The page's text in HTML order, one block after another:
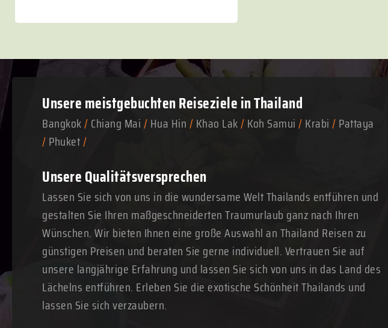
Unsere meistgebuchtenReiseziele in Thailand
Bangkok/Chiang Mai/Hua Hin/Khao Lak/Koh Samui/Krabi/Pattaya
/Phuket/
Unsere Qualitätsversprechen
Lassen Sie sich von uns in die wundersame Welt Thailands entführen und
gestalten Sie Ihren maßgeschneiderten Traumurlaub ganz nach Ihren
Wünschen. Wir bieten Ihnen eine große Auswahl an Thailand Reisen zu
günstigen Preisen und beraten Sie gerne individuell. Vertrauen Sie auf
unsere langjährige Erfahrung und lassen Sie sich von uns in das Land des
Lächelns entführen. Erleben Sie die exotische Schönheit Thailands und
lassen Sie sich verzaubern.